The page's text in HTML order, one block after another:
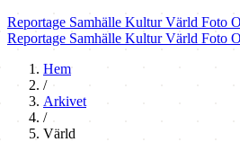
Reportage Samhälle KulturVärld Foto
Reportage Samhälle KulturVärld Foto
Hem
/
Arkivet
/
Värld